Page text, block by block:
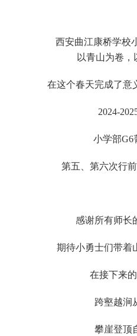
西安曲江康桥学校
以青山为卷，
在这个春天完成了意
2024-
小学部G6
第五、第六次行
感谢所有师长
期待小勇士们带着
在接下来
跨壑越涧
攀崖登顶